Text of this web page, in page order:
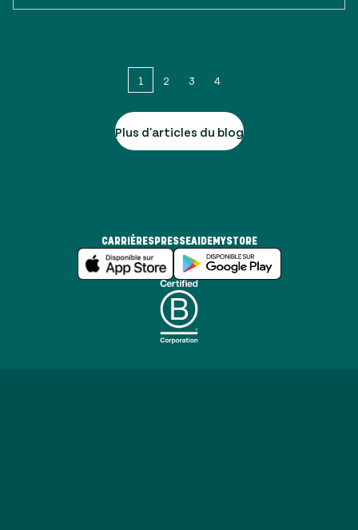
1 2 3 4
Plus d'articles du blog
CARRIÈRESPRESSEAIDEMYSTORE